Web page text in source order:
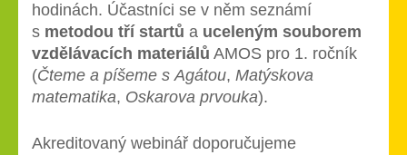
hodinách. Účastníci se v něm seznámí
s metodou tří startů a uceleným souborem
vzdělávacích materiálů AMOS pro 1. ročník
(Čteme a píšeme s Agátou, Matýskova
matematika, Oskarova prvouka).
Akreditovaný webinář doporučujeme